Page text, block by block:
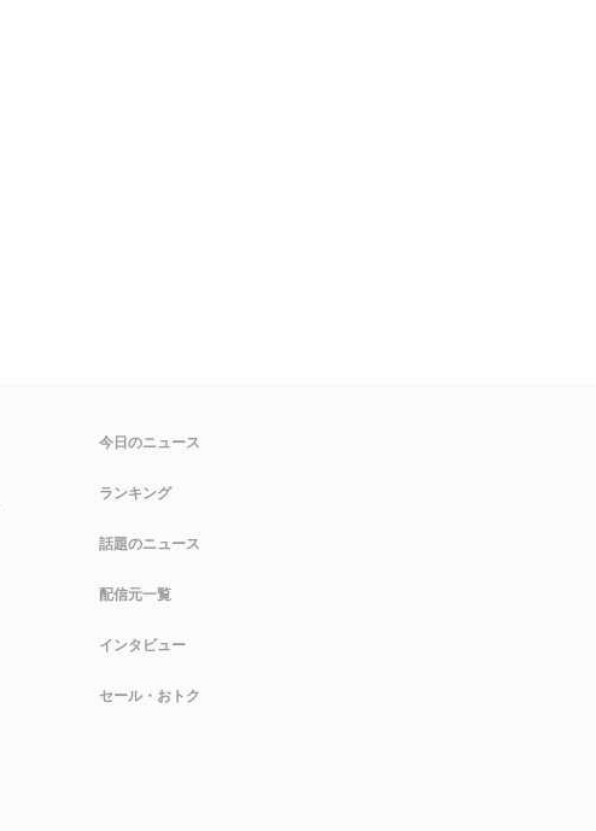
今日のニュース
ランキング
話題のニュース
配信元一覧
インタビュー
セール・おトク